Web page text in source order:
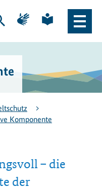
Zur
Seite
Seite
Sprache
öffnen
Komponente
– die
der